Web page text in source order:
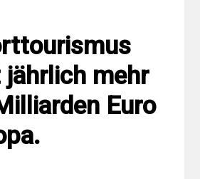
jährlich mehr
Euro